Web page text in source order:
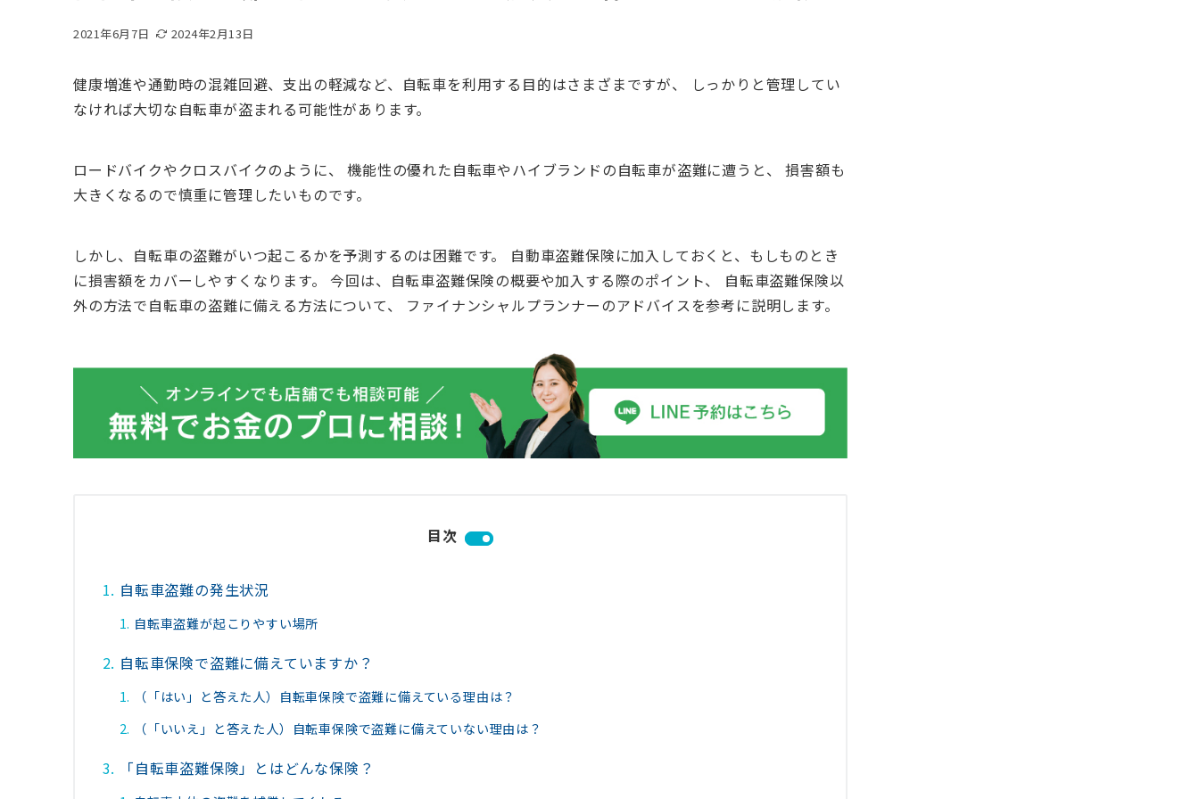
2021年6月7日 2024年2月13日
健康増進や通勤時の混雑回避、支出の軽減など、自転車を利用する目的はさまざまですが、 しっかりと管理してい
なければ大切な自転車が盗まれる可能性があります。
ロードバイクやクロスバイクのように、 機能性の優れた自転車やハイブランドの自転車が盗難に遭うと、 損害額も
大きくなるので慎重に管理したいものです。
しかし、自転車の盗難がいつ起こるかを予測するのは困難です。 自動車盗難保険に加入しておくと、もしものとき
に損害額をカバーしやすくなります。 今回は、自転車盗難保険の概要や加入する際のポイント、 自転車盗難保険以
外の方法で自転車の盗難に備える方法について、 ファイナンシャルプランナーのアドバイスを参考に説明します。
目次
自転車盗難の発生状況
自転車盗難が起こりやすい場所
自転車保険で盗難に備えていますか？
（「はい」と答えた人）自転車保険で盗難に備えている理由は？
（「いいえ」と答えた人）自転車保険で盗難に備えていない理由は？
「自転車盗難保険」とはどんな保険？